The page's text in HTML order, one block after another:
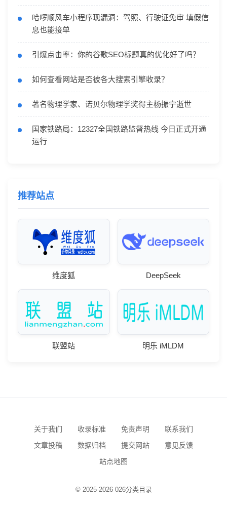
哈啰顺风车小程序现漏洞：驾照、行驶证免审 填假信
息也能接单
引爆点击率：你的谷歌SEO标题真的优化好了吗？
如何查看网站是否被各大搜索引擎收录？
著名物理学家、诺贝尔物理学奖得主杨振宁逝世
国家铁路局：12327全国铁路监督热线 今日正式开通
运行
推荐站点
维度狐 DeepSeek
联盟站 明乐 iMLDM
关于我们 收录标准 免责声明
联系我们
文章投稿
数据归档 提交网站
意见反馈
站点地图
© 2025-2026 026分类目录